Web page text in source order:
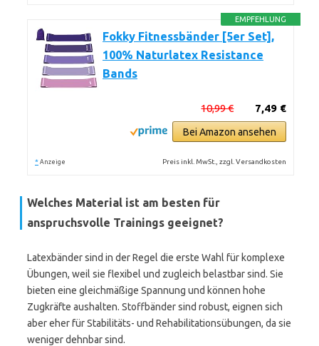
EMPFEHLUNG
Fokky Fitnessbänder [5er Set],
100% Naturlatex Resistance
Bands
7,49 €
10,99 €
Bei Amazon ansehen
* Anzeige Preis inkl. MwSt., zzgl. Versandkosten
Welches Material ist am besten für
anspruchsvolle Trainings geeignet?
Latexbänder sind in der Regel die erste Wahl für komplexe
Übungen, weil sie flexibel und zugleich belastbar sind. Sie
bieten eine gleichmäßige Spannung und können hohe
Zugkräfte aushalten. Stoffbänder sind robust, eignen sich
aber eher für Stabilitäts- und Rehabilitationsübungen, da sie
weniger dehnbar sind.